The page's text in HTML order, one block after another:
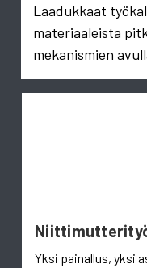
Laadukkaat
materiaaleista
mekanismien
Yksi painallus, yksi